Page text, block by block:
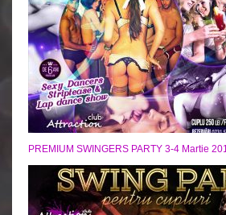
PREMIUM SWINGERS PARTY 3-4 Martie